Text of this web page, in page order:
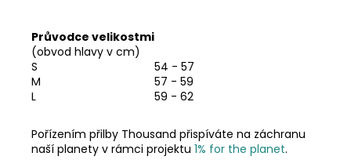
Průvodce velikostmi
(obvod hlavy v cm)
S
54 - 57
M
57 - 59
L
59 - 62
Pořízením přilby Thousand přispíváte na záchranu
naší planety v rámci projektu 1% for the planet.